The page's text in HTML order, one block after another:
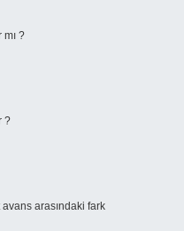
?
?
arasındaki fark